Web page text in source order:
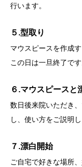
行います。
５.型取り
マウスピースを作成
この日は一旦終了で
６.マウスピースと
数日後来院いただき
し、使い方をご説明し
７.漂白開始
ご自宅で好きな場所